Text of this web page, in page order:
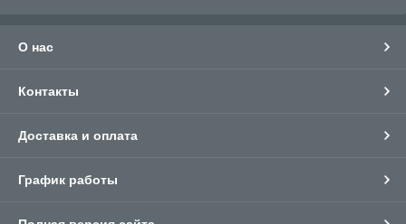
О нас
Контакты
Доставка и оплата
График работы